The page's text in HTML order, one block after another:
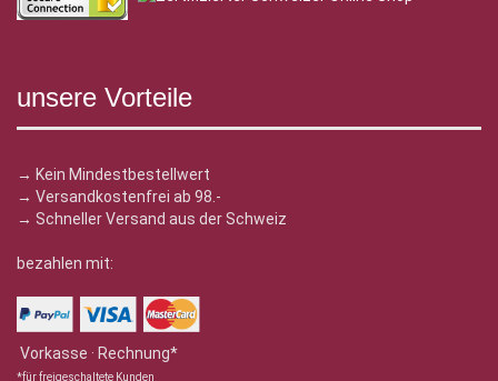
unsere Vorteile
→ Kein Mindestbestellwert
→ Versandkostenfrei ab 98.-
→ Schneller Versand aus der Schweiz
bezahlen mit:
Vorkasse · Rechnung*
*für freigeschaltete Kunden